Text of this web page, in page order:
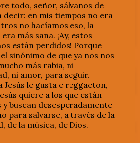
todo, señor, sálvanos de
decir: en mis tiempos no era
no hacíamos eso, la
más sana. ¡Ay, estos
están perdidos! Porque
sinónimo de que ya nos nos
más rabia, ni
ni amor, para seguir.
Jesús le gusta e reggaeton,
quiere a los que están
y buscan desesperadamente
para salvarse, a través de la
de la música, de Dios.